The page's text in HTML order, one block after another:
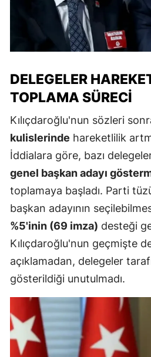
DELEGELER
TOPLAMA SÜRECI
Kılıçdaroğlu'nun sözleri
kulislerinde hareketlilik
İddialara göre, bazı
genel başkan adayı
toplamaya başladı. Parti
başkan adayının
%5'inin (69 imza) desteği
Kılıçdaroğlu'nun geçmişte
açıklamadan, delegeler
gösterildiği unutulmadı.